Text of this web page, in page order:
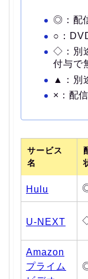
◎：配
○：
◇：別
付与で
▲：別
×：配
サービス
名
Hulu
U-NEXT
Amazon
プライム